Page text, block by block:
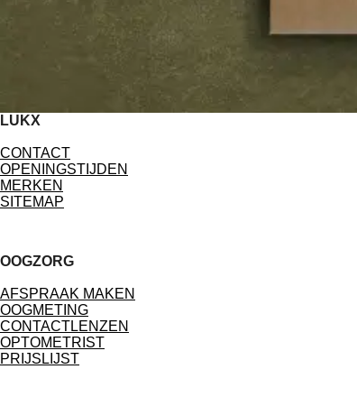
LUKX
CONTACT
OPENINGSTIJDEN
MERKEN
SITEMAP
OOGZORG
AFSPRAAK MAKEN
OOGMETING
CONTACTLENZEN
OPTOMETRIST
PRIJSLIJST